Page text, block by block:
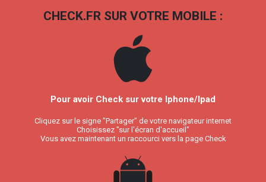
CHECK.FR SUR VOTRE MOBILE :
Pour avoir Check sur votre Iphone/Ipad
Cliquez sur le signe "Partager" de votre navigateur internet
Choisissez "sur l'écran d'accueil"
Vous avez maintenant un raccourci vers la page Check